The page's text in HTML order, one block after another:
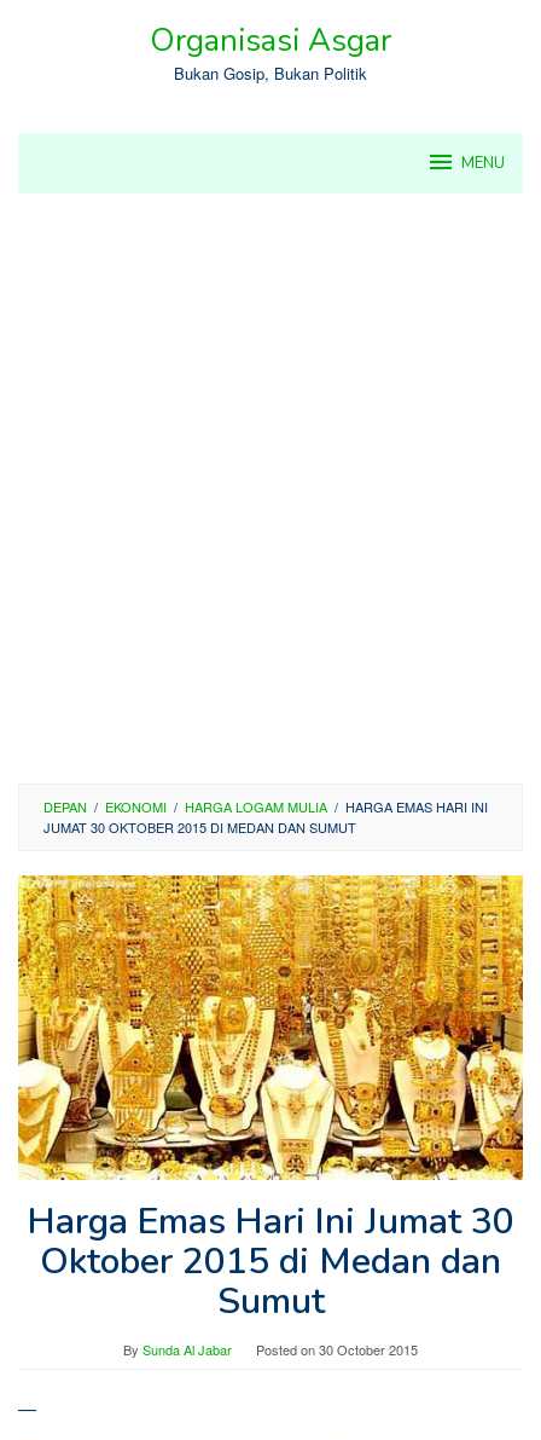
Organisasi Asgar
Bukan Gosip, Bukan Politik
MENU
DEPAN / EKONOMI / HARGA LOGAM MULIA / HARGA EMAS HARI INI
JUMAT 30 OKTOBER 2015 DI MEDAN DAN SUMUT
Harga Emas Hari Ini Jumat 30
Oktober 2015 di Medan dan
Sumut
By Sunda Al Jabar Posted on30 October 2015
—